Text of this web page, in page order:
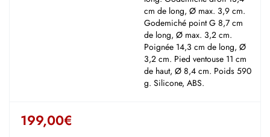
cm de long, Ø max. 3,9 cm.
Godemiché point G 8,7 cm
de long, Ø max. 3,2 cm.
Poignée 14,3 cm de long, Ø
3,2 cm. Pied ventouse 11 cm
de haut, Ø 8,4 cm. Poids 590
g. Silicone, ABS.
199,00€